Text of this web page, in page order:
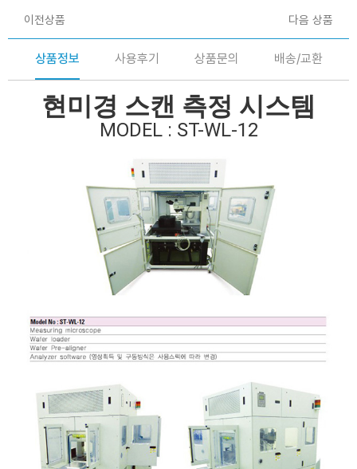
이전상품 다음 상품
상품정보 사용후기 상품문의 배송/교환
현미경 스캔 측정 시스템
MODEL : ST-WL-12